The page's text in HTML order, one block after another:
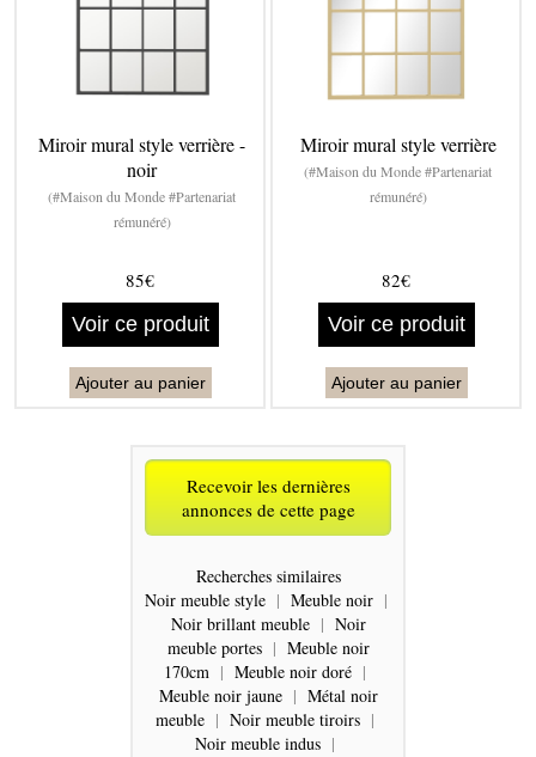
Miroir mural style verrière -
noir
(#Maison du Monde #Partenariat
rémunéré)
85€
Voir ce produit
Ajouter au panier
Miroir mural style verrière
(#Maison du Monde #Partenariat
rémunéré)
82€
Voir ce produit
Ajouter au panier
Recevoir les dernières
annonces de cette page
Recherches similaires
Noir meuble style | Meuble noir |
Noir brillant meuble | Noir
meuble portes | Meuble noir
170cm | Meuble noir doré |
Meuble noir jaune | Métal noir
meuble | Noir meuble tiroirs |
Noir meuble indus |